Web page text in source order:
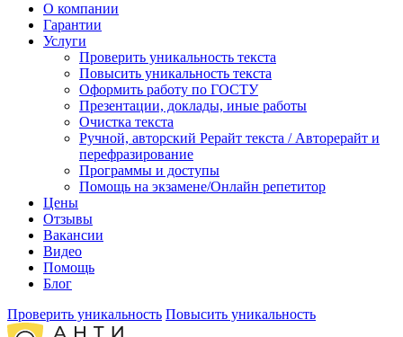
О компании
Гарантии
Услуги
Проверить уникальность текста
Повысить уникальность текста
Оформить работу по ГОСТУ
Презентации, доклады, иные работы
Очистка текста
Ручной, авторский Рерайт текста / Авторерайт и
перефразирование
Программы и доступы
Помощь на экзамене/Онлайн репетитор
Цены
Отзывы
Вакансии
Видео
Помощь
Блог
Проверить уникальность Повысить уникальность